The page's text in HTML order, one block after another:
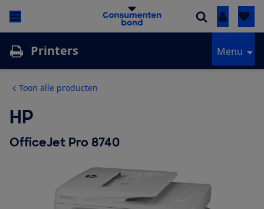
Inloggen
Printers Menu
Toon alle producten
HP
OfficeJet Pro 8740